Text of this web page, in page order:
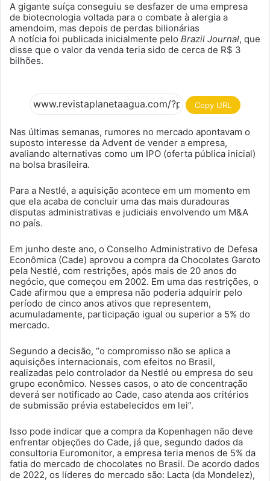
A gigante suíça conseguiu se desfazer de uma empresa
de biotecnologia voltada para o combate à alergia a
amendoim, mas depois de perdas bilionárias
A notícia foi publicada inicialmente pelo Brazil Journal, que
disse que o valor da venda teria sido de cerca de R$ 3
bilhões.
Copy URL
Nas últimas semanas, rumores no mercado apontavam o
suposto interesse da Advent de vender a empresa,
avaliando alternativas como um IPO (oferta pública inicial)
na bolsa brasileira.
Para a Nestlé, a aquisição acontece em um momento em
que ela acaba de concluir uma das mais duradouras
disputas administrativas e judiciais envolvendo um M&A
no país.
Em junho deste ano, o Conselho Administrativo de Defesa
Econômica (Cade) aprovou a compra da Chocolates Garoto
pela Nestlé, com restrições, após mais de 20 anos do
negócio, que começou em 2002. Em uma das restrições, o
Cade afirmou que a empresa não poderia adquirir pelo
período de cinco anos ativos que representem,
acumuladamente, participação igual ou superior a 5% do
mercado.
Segundo a decisão, “o compromisso não se aplica a
aquisições internacionais, com efeitos no Brasil,
realizadas pelo controlador da Nestlé ou empresa do seu
grupo econômico. Nesses casos, o ato de concentração
deverá ser notificado ao Cade, caso atenda aos critérios
de submissão prévia estabelecidos em lei”.
Isso pode indicar que a compra da Kopenhagen não deve
enfrentar objeções do Cade, já que, segundo dados da
consultoria Euromonitor, a empresa teria menos de 5% da
fatia do mercado de chocolates no Brasil. De acordo dados
de 2022, os líderes do mercado são: Lacta (da Mondelez),